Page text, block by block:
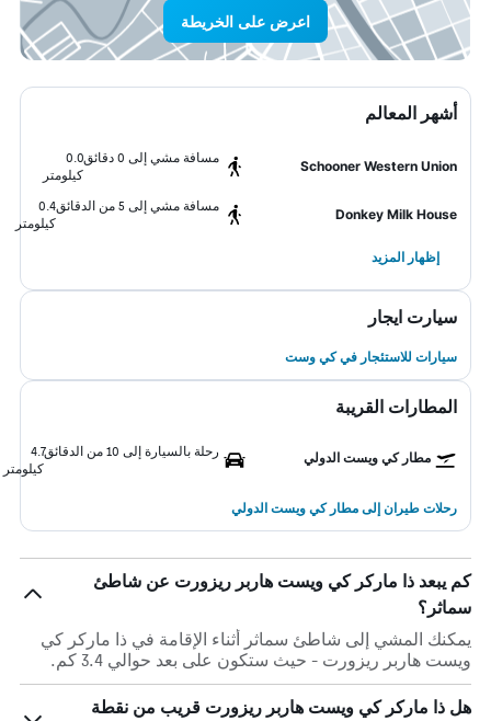
اعرض على الخريطة
أشهر المعالم
Schooner Western Union
مسافة مشي إلى 0 دقائق
0.0
كيلومتر
Donkey Milk House
مسافة مشي إلى 5 من الدقائق
0.4
كيلومتر
إظهار المزيد
سيارت ايجار
سيارات للاستئجار في كي وست
المطارات القريبة
مطار كي ويست الدولي رحلة بالسيارة إلى 10 من الدقائق
4.7
كيلومتر
رحلات طيران إلى مطار كي ويست الدولي
كم يبعد ذا ماركر كي ويست هاربر ريزورت عن شاطئ
سماثر؟
يمكنك المشي إلى شاطئ سماثر أثناء الإقامة في ذا ماركر كي
ويست هاربر ريزورت - حيث ستكون على بعد حوالي 3.4 كم.
هل ذا ماركر كي ويست هاربر ريزورت قريب من نقطة